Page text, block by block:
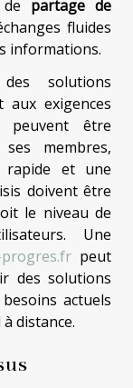
partage de
fluides
informations.
solutions
aux exigences
peuvent être
membres,
rapide et une
doivent être
le niveau de
Une
progres.fr peut
des solutions
actuels
distance.